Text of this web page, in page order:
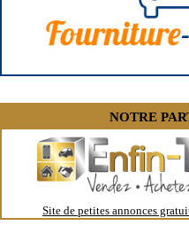
NOTRE
Site de petites annonces